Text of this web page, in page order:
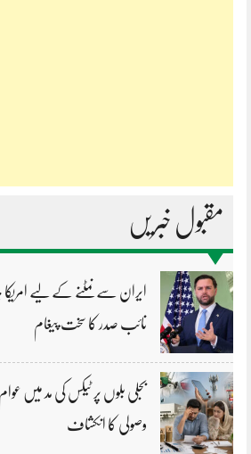
مقبول خبریں
ایران سے نمٹنے کے لیے امریکا
نائب صدر کا سخت پیغام
وصولی کا انکشاف